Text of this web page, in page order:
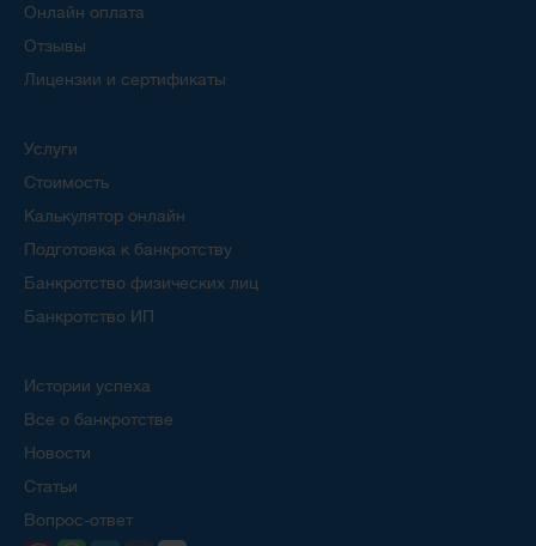
Онлайн оплата
Отзывы
Лицензии и сертификаты
Услуги
Стоимость
Калькулятор онлайн
Подготовка к банкротству
Банкротство физических лиц
Банкротство ИП
Истории успеха
Все о банкротстве
Новости
Статьи
Вопрос-ответ